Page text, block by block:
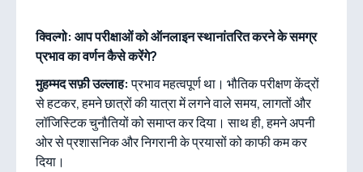
क्विल्गो: आप परीक्षाओं को ऑनलाइन स्थानांतरित करने के समग्र
प्रभाव का वर्णन कैसे करेंगे?
मुहम्मद सफ़ी उल्लाह:प्रभाव महत्वपूर्ण था। भौतिक परीक्षण केंद्रों
से हटकर, हमने छात्रों की यात्रा में लगने वाले समय, लागतों और
लॉजिस्टिक चुनौतियों को समाप्त कर दिया। साथ ही, हमने अपनी
ओर से प्रशासनिक और निगरानी के प्रयासों को काफी कम कर
दिया।